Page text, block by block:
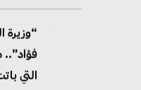
“وزيرة
فؤاد”..
التي